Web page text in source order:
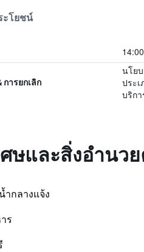
ะโยชน์
14:00
การยกเลิก
นโย
ประ
บริกา
ษและสิ่งอำนว
ำกลางแจ้ง
ร